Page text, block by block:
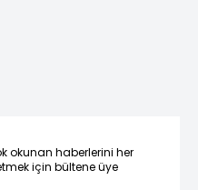
okunan haberlerini her
için bültene üye